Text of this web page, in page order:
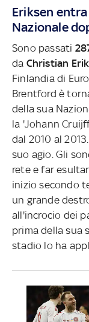
Eriksen
Nazionale
Sono passati
da Christian
Finlandia di
Brentford è
della sua
la 'Johann
dal 2010 al
suo agio. Gli
rete e far
inizio secondo
un grande
all'incrocio dei
prima della sua
stadio lo ha